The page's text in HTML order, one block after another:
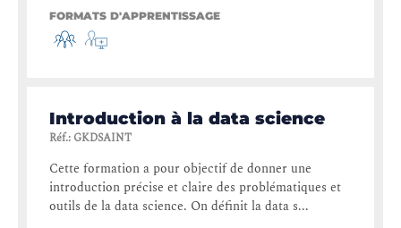
FORMATS D'APPRENTISSAGE
Introduction à la data science
Réf.: GKDSAINT
Cette formation a pour objectif de donner une
introduction précise et claire des problématiques et
outils de la data science. On définit la data s...